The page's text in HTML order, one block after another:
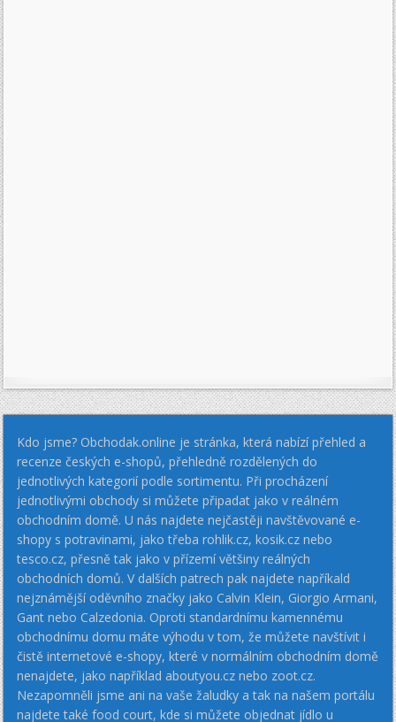
Kdo jsme? Obchodak.online je stránka, která nabízí přehled a
recenze českých e-shopů, přehledně rozdělených do
jednotlivých kategorií podle sortimentu. Při procházení
jednotlivými obchody si můžete připadat jako v reálném
obchodním domě. U nás najdete nejčastěji navštěvované e-
shopy s potravinami, jako třeba rohlik.cz, kosik.cz nebo
tesco.cz, přesně tak jako v přízemí většiny reálných
obchodních domů. V dalších patrech pak najdete napříkald
nejznámější oděvního značky jako Calvin Klein, Giorgio Armani,
Gant nebo Calzedonia. Oproti standardnímu kamennému
obchodnímu domu máte výhodu v tom, že můžete navštívit i
čistě internetové e-shopy, které v normálním obchodním domě
nenajdete, jako například aboutyou.cz nebo zoot.cz.
Nezapomněli jsme ani na vaše žaludky a tak na našem portálu
najdete také food court, kde si můžete objednat jídlo u